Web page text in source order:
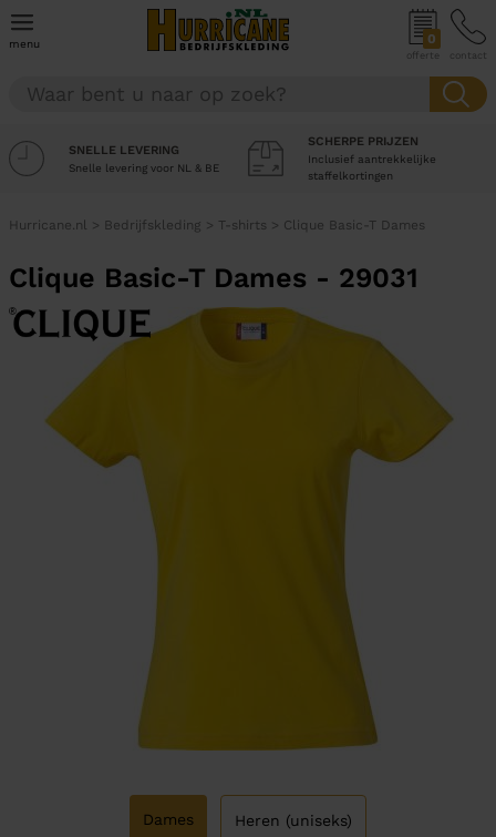
menu 0
offerte contact
SNELLE LEVERING
Snelle levering voor NL & BE
SCHERPE PRIJZEN
Inclusief aantrekkelijke
staffelkortingen
Hurricane.nl > Bedrijfskleding > T-shirts > Clique Basic-T Dames
Clique Basic-T Dames - 29031
Dames Heren (uniseks)